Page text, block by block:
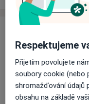
Informace o
Tento specialista
Respektujeme
Přijetím povolujete
soubory cookie (nebo
shromažďování údajů
obsahu na základě